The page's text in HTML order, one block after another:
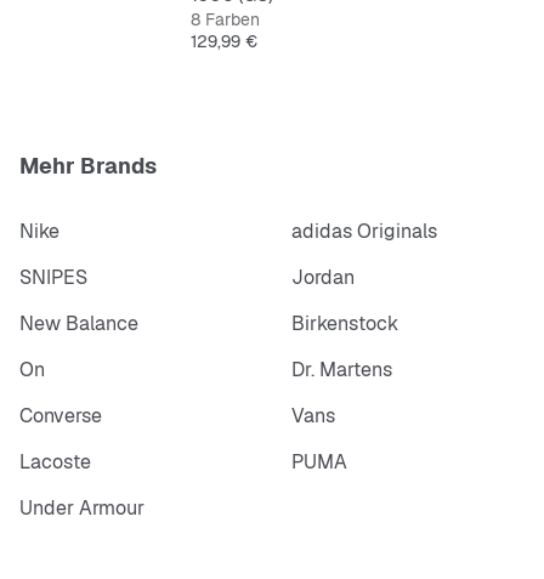
8 Farben
Preis
129,99 €
Mehr Brands
Nike
adidas Originals
SNIPES
Jordan
New Balance
Birkenstock
On
Dr. Martens
Converse
Vans
Lacoste
PUMA
Under Armour